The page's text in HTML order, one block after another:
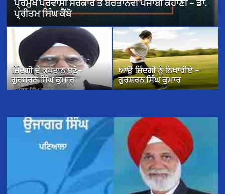
ਪ੍ਰਮੁੱਖ ਪਰਵਾਸੀ ਸਰੋਕਾਰ ਤੇ ਬਰਤਾਨਵੀ ਪੰਜਾਬੀ ਕਹਾਣੀ – ਡਾ.
ਪ੍ਰੀਤਮ ਸਿੰਘ ਕੈਂਬੋ
ਜ਼ਿੰਦਗੀ ਦੇ ਕਪਤਾਨ ਬਣੋ—
ਗੁਰਸ਼ਰਨ ਸਿੰਘ ਕੁਮਾਰ
ਆਉ ਜਿੰਦਗੀ ਨੂੰ ਨਿਖਾਰੀਏ –
ਗੁਰਸ਼ਰਨ ਸਿੰਘ ਕੁਮਾਰ